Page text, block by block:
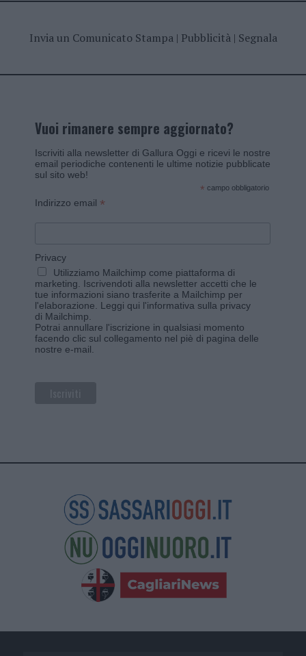
Invia un Comunicato Stampa| Pubblicità| Segnala
Vuoi rimanere sempre aggiornato?
Iscriviti alla newsletter di Gallura Oggi e ricevi le nostre
email periodiche contenenti le ultime notizie pubblicate
sul sito web!
* campo obbligatorio
Indirizzo email *
Privacy
Utilizziamo Mailchimp come piattaforma di
marketing. Iscrivendoti alla newsletter accetti che le
tue informazioni siano trasferite a Mailchimp per
l'elaborazione. Leggi qui l'informativa sulla privacy
di Mailchimp
Potrai annullare l'iscrizione in qualsiasi momento
facendo clic sul collegamento nel piè di pagina delle
nostre e-mail.